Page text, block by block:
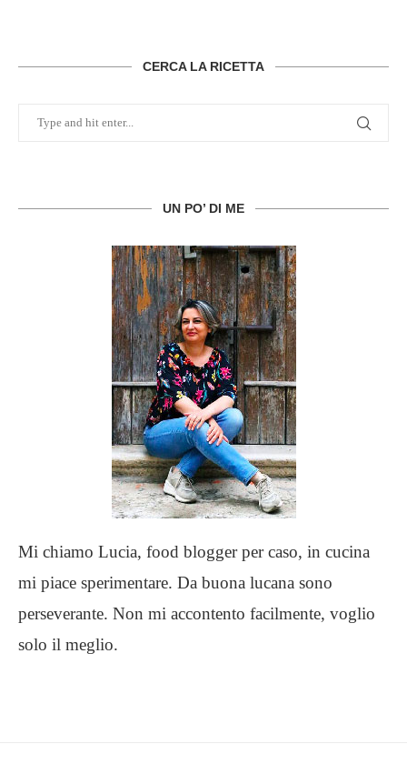
CERCA LA RICETTA
UN PO’ DI ME
Mi chiamo Lucia, food blogger per caso, in cucina
mi piace sperimentare. Da buona lucana sono
perseverante. Non mi accontento facilmente, voglio
solo il meglio.